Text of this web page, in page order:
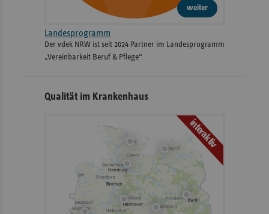
weiter
Landesprogramm
Der vdek NRW ist seit 2024 Partner im Landesprogramm
„Vereinbarkeit Beruf & Pflege“
Qualität im Krankenhaus
interaktiv